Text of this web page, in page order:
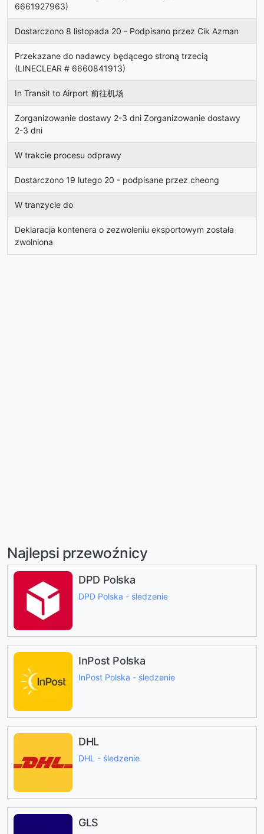
6661927963)
Dostarczono 8 listopada 20 - Podpisano przez Cik Azman
Przekazane do nadawcy będącego stroną trzecią
(LINECLEAR # 6660841913)
In Transit to Airport 前往机场
Zorganizowanie dostawy 2-3 dni Zorganizowanie dostawy
2-3 dni
W trakcie procesu odprawy
Dostarczono 19 lutego 20 - podpisane przez cheong
W tranzycie do
Deklaracja kontenera o zezwoleniu eksportowym została
zwolniona
Najlepsi przewoźnicy
DPD Polska
DPD Polska - śledzenie
InPost Polska
InPost Polska - śledzenie
DHL
DHL - śledzenie
GLS